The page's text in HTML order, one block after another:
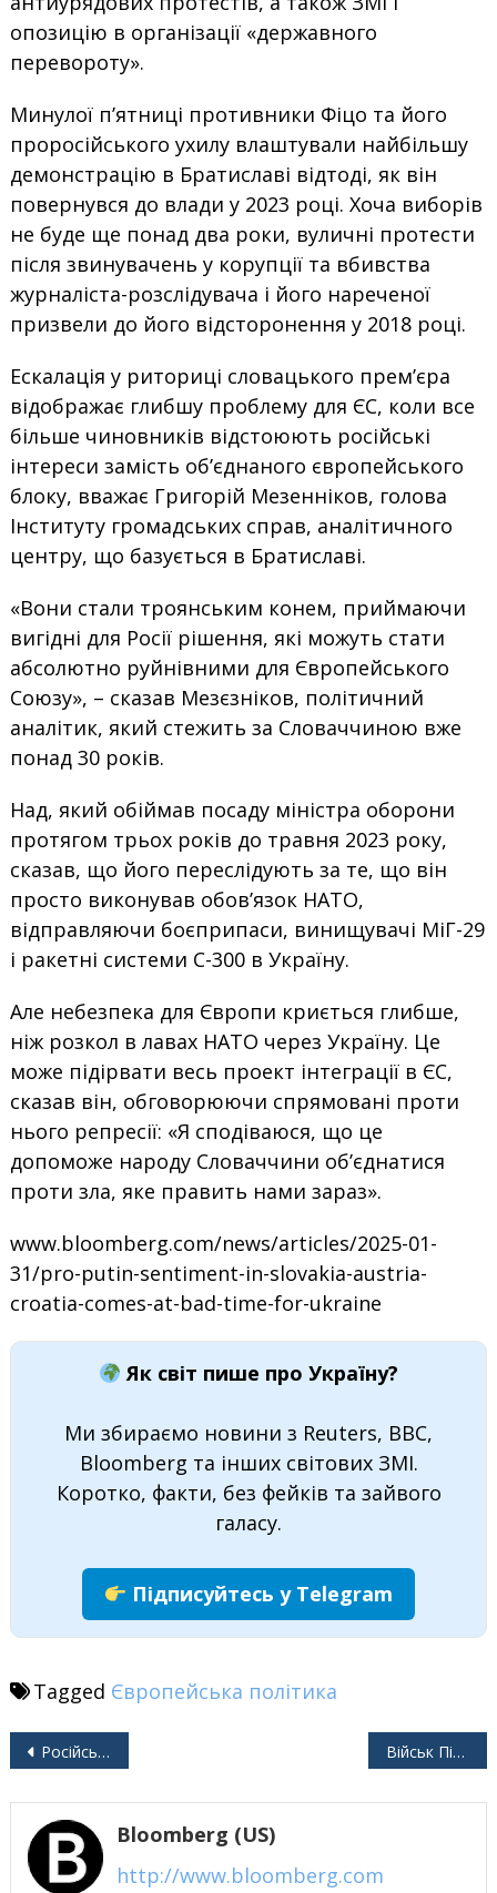
опозицію в організації «державного
перевороту».
Минулої п’ятниці противники Фіцо та його
проросійського ухилу влаштували найбільшу
демонстрацію в Братиславі відтоді, як він
повернувся до влади у 2023 році. Хоча виборів
не буде ще понад два роки, вуличні протести
після звинувачень у корупції та вбивства
журналіста-розслідувача і його нареченої
призвели до його відсторонення у 2018 році.
Ескалація у риториці словацького прем’єра
відображає глибшу проблему для ЄС, коли все
більше чиновників відстоюють російські
інтереси замість об’єднаного європейського
блоку, вважає Григорій Мезенніков, голова
Інституту громадських справ, аналітичного
центру, що базується в Братиславі.
«Вони стали троянським конем, приймаючи
вигідні для Росії рішення, які можуть стати
абсолютно руйнівними для Європейського
Союзу», – сказав Мезєзніков, політичний
аналітик, який стежить за Словаччиною вже
понад 30 років.
Над, який обіймав посаду міністра оборони
протягом трьох років до травня 2023 року,
сказав, що його переслідують за те, що він
просто виконував обов’язок НАТО,
відправляючи боєприпаси, винищувачі МіГ-29
і ракетні системи С-300 в Україну.
Але небезпека для Європи криється глибше,
ніж розкол в лавах НАТО через Україну. Це
може підірвати весь проект інтеграції в ЄС,
сказав він, обговорюючи спрямовані проти
нього репресії: «Я сподіваюся, що це
допоможе народу Словаччини об’єднатися
проти зла, яке править нами зараз».
www.bloomberg.com/news/articles/2025-01-
31/pro-putin-sentiment-in-slovakia-austria-
croatia-comes-at-bad-time-for-ukraine
Як світ пише про Україну?
Ми збираємо новини з Reuters, BBC,
Bloomberg та інших світових ЗМІ.
Коротко, факти, без фейків та зайвого
галасу.
Підписуйтесь у Telegram
Tagged Європейська політика
Навігація
Російський безпілотник завдав удару по житловому будинку в Україні, загинули четверо Військ Північної Кореї більше не видно на лінії фронту, де вони воюють з Україною
Bloomberg (US)
http://www.bloomberg.com